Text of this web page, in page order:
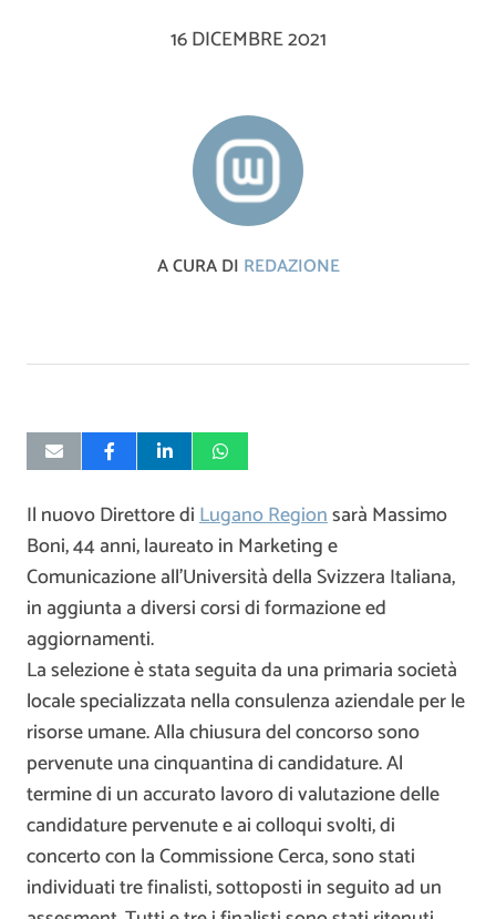
16 DICEMBRE 2021
A CURA DI REDAZIONE
Il nuovo Direttore diLugano Regionsarà Massimo
Boni, 44 anni, laureato in Marketing e
Comunicazione all’Università della Svizzera Italiana,
in aggiunta a diversi corsi di formazione ed
aggiornamenti.
La selezione è stata seguita da una primaria società
locale specializzata nella consulenza aziendale per le
risorse umane. Alla chiusura del concorso sono
pervenute una cinquantina di candidature. Al
termine di un accurato lavoro di valutazione delle
candidature pervenute e ai colloqui svolti, di
concerto con la Commissione Cerca, sono stati
individuati tre finalisti, sottoposti in seguito ad un